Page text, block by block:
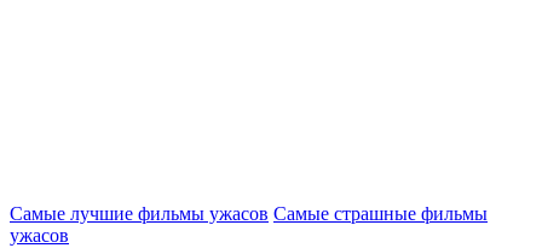
Самые лучшие фильмы ужасов Самые страшные фильмы
ужасов